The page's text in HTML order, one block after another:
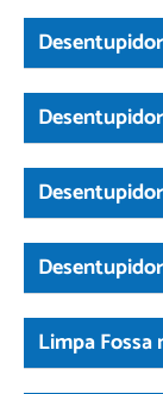
Limpa Fossa